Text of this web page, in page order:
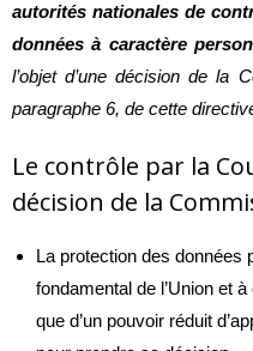
autorités nationales de
données à caractère
l’objet d’une décision de la
paragraphe 6, de cette
Le contrôle par la
décision de la
La protection des données
fondamental de l’Union et
que d’un pouvoir réduit